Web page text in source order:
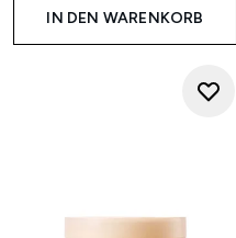
IN DEN WARENKORB